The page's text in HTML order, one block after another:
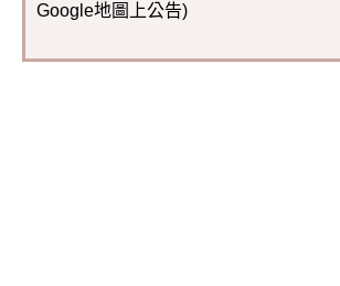
Google地圖上公告)